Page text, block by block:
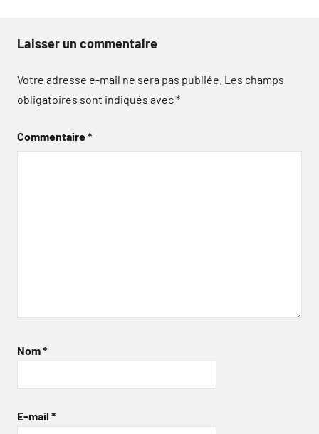
Laisser un commentaire
Votre adresse e-mail ne sera pas publiée. Les champs
obligatoires sont indiqués avec*
Commentaire*
Nom*
E-mail *